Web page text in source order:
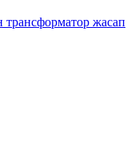
трансформатор жасап